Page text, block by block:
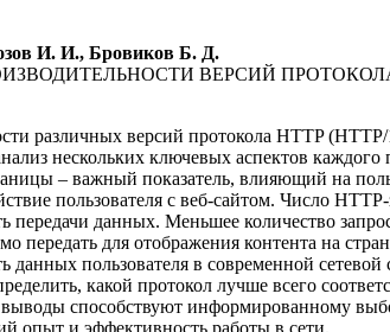
И. И., Бровиков Б. Д.
ВЕРСИЙ
различных версий протокола HTTP
нескольких ключевых аспектов
– важный показатель, влияющий на
пользователя с веб-сайтом. Число
передачи данных. Меньшее количество
передать для отображения контента на
пользователя в современной
какой протокол лучше всего
способствуют информированному
опыт и эффективность работы в сети.